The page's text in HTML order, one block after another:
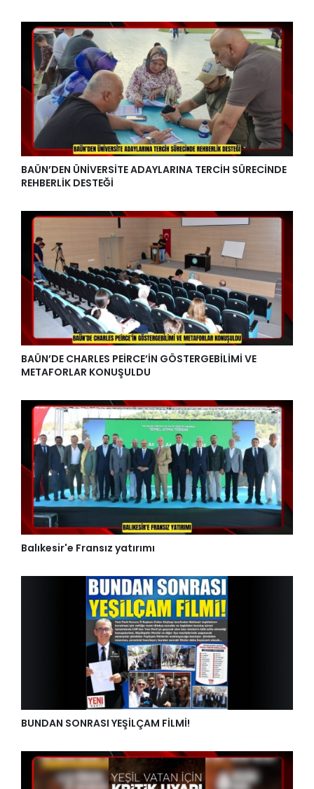
BAÜN’DEN ÜNİVERSİTE ADAYLARINA TERCİH SÜRECİNDE
REHBERLİK DESTEĞİ
BAÜN’DE CHARLES PEİRCE’İN GÖSTERGEBİLİMİ VE
METAFORLAR KONUŞULDU
Balıkesir'e Fransız yatırımı
BUNDAN SONRASI YEŞİLÇAM FİLMİ!